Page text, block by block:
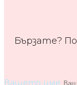
Бързате?
Вашето име